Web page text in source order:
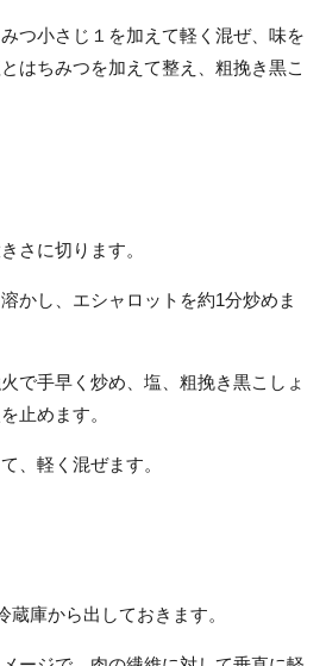
つ小さじ１を加えて軽く混ぜ、味を
はちみつを加えて整え、粗挽き黒こ
さに切ります。
かし、エシャロットを約1分炒めま
で手早く炒め、塩、粗挽き黒こしょ
止めます。
、軽く混ぜます。
蔵庫から出しておきます。